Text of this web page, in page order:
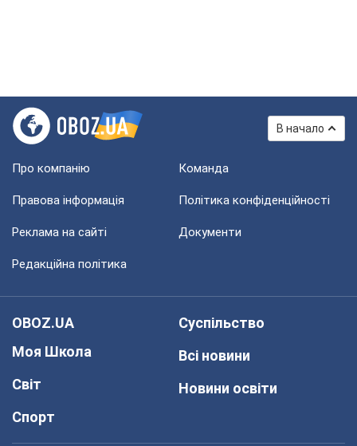
В начало
Про компанію Команда
Правова інформація Політика конфіденційності
Реклама на сайті Документи
Редакційна політика
OBOZ.UA
Моя Школа
Світ
Спорт
Суспільство
Всі новини
Новини освіти